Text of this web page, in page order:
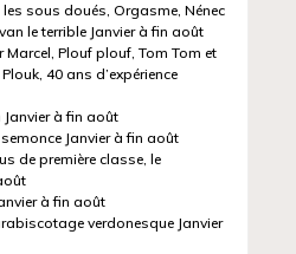
sous doués, Orgasme, Nénec
le terrible Janvier à fin août
Marcel, Plouf plouf, Tom Tom et
40 ans d’expérience
Janvier à fin août
Janvier à fin août
de première classe, le
à fin août
verdonesque Janvier